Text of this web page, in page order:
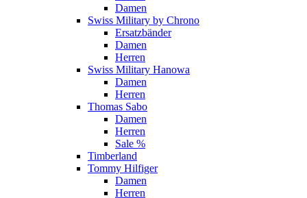
Damen
Swiss Military by Chrono
Ersatzbänder
Damen
Herren
Swiss Military Hanowa
Damen
Herren
Thomas Sabo
Damen
Herren
Sale %
Timberland
Tommy Hilfiger
Damen
Herren